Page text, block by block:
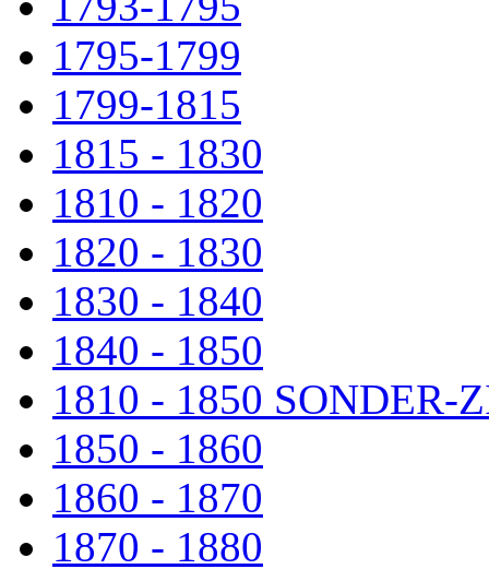
1795-1799
1799-1815
1815 - 1830
1810 - 1820
1820 - 1830
1830 - 1840
1840 - 1850
1810 - 1850 SONDER-
1850 - 1860
1860 - 1870
1870 - 1880